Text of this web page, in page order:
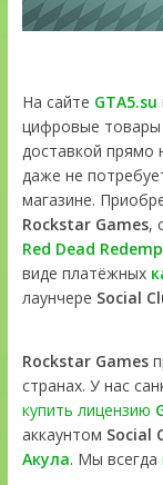
На сайте GTA5.su
цифровые товары
доставкой прямо
даже не
магазине.
Rockstar Games,
Red Dead
виде платёжных
лаунчере Social
Rockstar Games
странах. У нас
купить лицензию
аккаунтом Social
Акула. Мы всегда